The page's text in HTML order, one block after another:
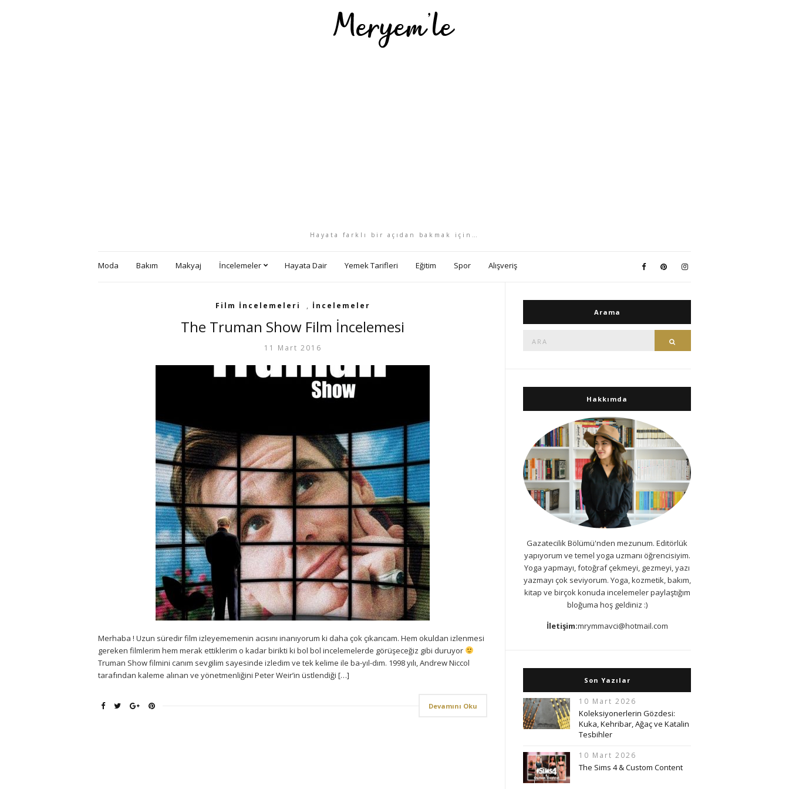
Hayata farklı bir açıdan bakmak için…
Moda Bakım Makyaj İncelemeler Hayata Dair Yemek Tarifleri Eğitim Spor Alışveriş
Film İncelemeleri , İncelemeler
The Truman Show Film İncelemesi
11 Mart 2016
Merhaba ! Uzun süredir film izleyememenin acısını inanıyorum ki daha çok çıkarıcam. Hem okuldan izlenmesi
gereken filmlerim hem merak ettiklerim o kadar birikti ki bol bol incelemelerde görüşeceğiz gibi duruyor
Truman Show filmini canım sevgilim sayesinde izledim ve tek kelime ile ba-yıl-dım. 1998 yılı, Andrew Niccol
tarafından kaleme alınan ve yönetmenliğini Peter Weir’in üstlendiği […]
Devamını Oku
Arama
Hakkımda
Gazatecilik Bölümü'nden mezunum. Editörlük
yapıyorum ve temel yoga uzmanı öğrencisiyim.
Yoga yapmayı, fotoğraf çekmeyi, gezmeyi, yazı
yazmayı çok seviyorum. Yoga, kozmetik, bakım,
kitap ve birçok konuda incelemeler paylaştığım
bloğuma hoş geldiniz :)
İletişim:mrymmavci@hotmail.com
Son Yazılar
10 Mart 2026
Koleksiyonerlerin Gözdesi:
Kuka, Kehribar, Ağaç ve Katalin
Tesbihler
10 Mart 2026
The Sims 4 & Custom Content